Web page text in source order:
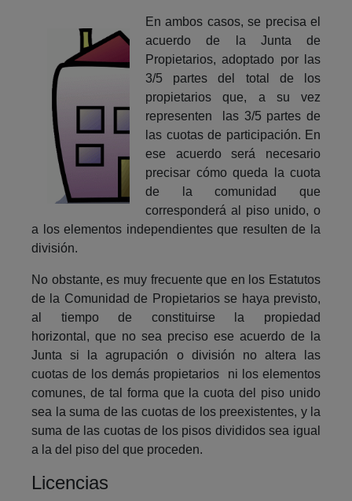
En ambos casos, se precisa el
acuerdo de la Junta de
Propietarios, adoptado por las
3/5 partes del total de los
propietarios que, a su vez
representen las 3/5 partes de
las cuotas de participación. En
ese acuerdo será necesario
precisar cómo queda la cuota
de la comunidad que
corresponderá al piso unido, o
a los elementos independientes que resulten de la
división.
No obstante, es muy frecuente que en los Estatutos
de la Comunidad de Propietarios se haya previsto,
al tiempo de constituirse la propiedad
horizontal, que no sea preciso ese acuerdo de la
Junta si la agrupación o división no altera las
cuotas de los demás propietarios ni los elementos
comunes, de tal forma que la cuota del piso unido
sea la suma de las cuotas de los preexistentes, y la
suma de las cuotas de los pisos divididos sea igual
a la del piso del que proceden.
Licencias